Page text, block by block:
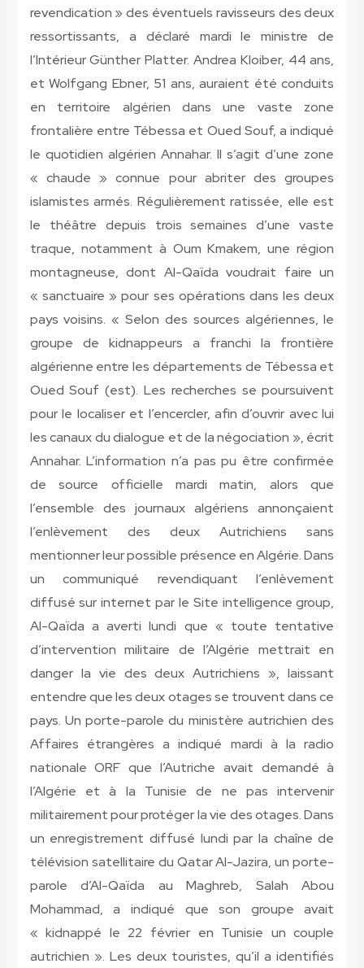
revendication » des éventuels ravisseurs des deux
ressortissants, a déclaré mardi le ministre de
l’Intérieur Günther Platter. Andrea Kloiber, 44 ans,
et Wolfgang Ebner, 51 ans, auraient été conduits
en territoire algérien dans une vaste zone
frontalière entre Tébessa et Oued Souf, a indiqué
le quotidien algérien Annahar. Il s’agit d’une zone
« chaude » connue pour abriter des groupes
islamistes armés. Régulièrement ratissée, elle est
le théâtre depuis trois semaines d’une vaste
traque, notamment à Oum Kmakem, une région
montagneuse, dont Al-Qaïda voudrait faire un
« sanctuaire » pour ses opérations dans les deux
pays voisins. « Selon des sources algériennes, le
groupe de kidnappeurs a franchi la frontière
algérienne entre les départements de Tébessa et
Oued Souf (est). Les recherches se poursuivent
pour le localiser et l’encercler, afin d’ouvrir avec lui
les canaux du dialogue et de la négociation », écrit
Annahar. L’information n’a pas pu être confirmée
de source officielle mardi matin, alors que
l’ensemble des journaux algériens annonçaient
l’enlèvement des deux Autrichiens sans
mentionner leur possible présence en Algérie. Dans
un communiqué revendiquant l’enlèvement
diffusé sur internet par le Site intelligence group,
Al-Qaïda a averti lundi que « toute tentative
d’intervention militaire de l’Algérie mettrait en
danger la vie des deux Autrichiens », laissant
entendre que les deux otages se trouvent dans ce
pays. Un porte-parole du ministère autrichien des
Affaires étrangères a indiqué mardi à la radio
nationale ORF que l’Autriche avait demandé à
l’Algérie et à la Tunisie de ne pas intervenir
militairement pour protéger la vie des otages. Dans
un enregistrement diffusé lundi par la chaîne de
télévision satellitaire du Qatar Al-Jazira, un porte-
parole d’Al-Qaïda au Maghreb, Salah Abou
Mohammad, a indiqué que son groupe avait
« kidnappé le 22 février en Tunisie un couple
autrichien ». Les deux touristes, qu’il a identifiés